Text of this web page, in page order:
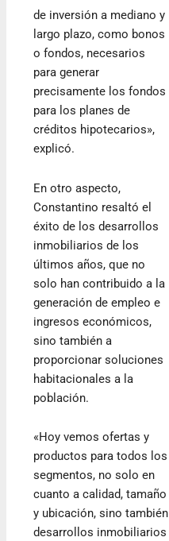
de inversión a mediano y
largo plazo, como bonos
o fondos, necesarios
para generar
precisamente los fondos
para los planes de
créditos hipotecarios»,
explicó.
En otro aspecto,
Constantino resaltó el
éxito de los desarrollos
inmobiliarios de los
últimos años, que no
solo han contribuido a la
generación de empleo e
ingresos económicos,
sino también a
proporcionar soluciones
habitacionales a la
población.
«Hoy vemos ofertas y
productos para todos los
segmentos, no solo en
cuanto a calidad, tamaño
y ubicación, sino también
desarrollos inmobiliarios